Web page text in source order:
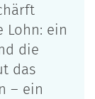
Lohn: ein
die
das
– ein